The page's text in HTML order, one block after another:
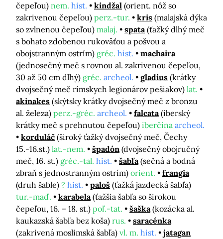
čepeľou) nem. hist. kindžal (orient. nôž so
zakrivenou čepeľou) perz.-tur. kris (malajská dýka
so zvlnenou čepeľou) malaj. spata (ťažký dlhý meč
s bohato zdobenou rukoväťou a pošvou a
obojstranným ostrím) gréc. hist.
machaira
(jednosečný meč s rovnou al. zakrivenou čepeľou,
30 až 50 cm dlhý) gréc. archeol. gladius (krátky
dvojsečný meč rímskych legionárov pešiakov) lat.
akinakes (skýtsky krátky dvojsečný meč z bronzu
al. železa) perz.-gréc. archeol. falcata (iberský
krátky meč s prehnutou čepeľou) iberčina archeol.
korduláč (široký ťažký dvojsečný meč, Čechy
15.-16.st.) lat.-nem. špadón (dvojsečný obojručný
meč, 16. st.) gréc.-tal. hist. šabľa (sečná a bodná
zbraň s jednostranným ostrím) orient.
frangia
(druh šable) ? hist. paloš (ťažká jazdecká šabľa)
tur.-maď.
karabela (ťažšia šabľa so širokou
čepeľou, 16. – 18. st.) poľ.-tat. šaška (kozácka al.
kaukazská šabľa bez koša) rus.
saracénka
(zakrivená moslimská šabľa) vl. m. hist.
jatagan